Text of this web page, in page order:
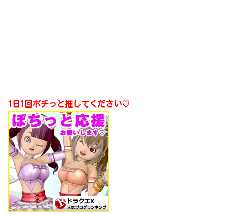
1日1回ポチっと推してください♡